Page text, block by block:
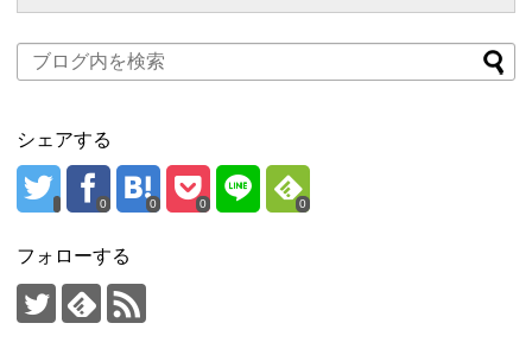
シェアする
0 0 0 0
フォローする